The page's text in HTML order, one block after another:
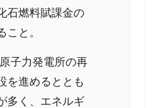
石燃料賦課金の
こと。
子力発電所の再
を進めるととも
多く、エネルギ